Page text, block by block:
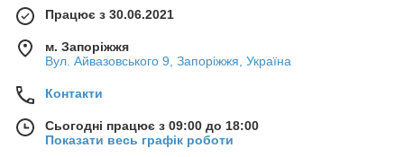
Працює з 30.06.2021
м. Запоріжжя
Вул. Айвазовського 9, Запоріжжя, Україна
Контакти
Сьогодні працює з 09:00 до 18:00
Показати весь графік роботи